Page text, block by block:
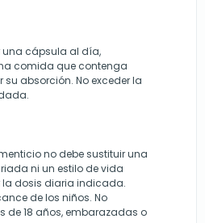
una cápsula al día,
comida que contenga
absorción. No exceder la
no debe sustituir una
ni un estilo de vida
la dosis diaria indicada.
de los niños. No
de 18 años, embarazadas o